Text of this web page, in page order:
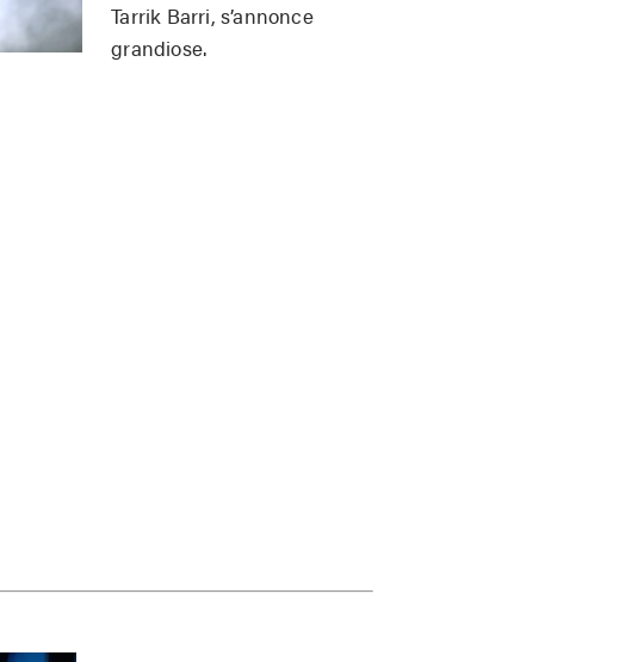
Tarrik Barri, s’annonce
grandiose.